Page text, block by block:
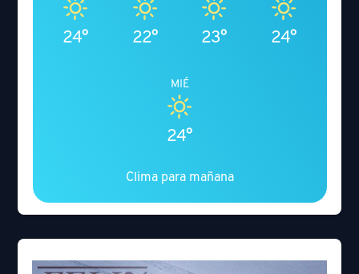
24° 22° 23° 24°
MIÉ
24°
Clima para mañana